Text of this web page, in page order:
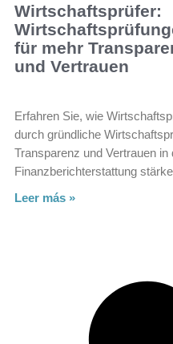
Wirtschaftsprüfer:
für mehr
und Vertrauen
Erfahren Sie, wie
durch gründliche
Transparenz und Vertrauen in
Finanzberichterstattung
Leer más »